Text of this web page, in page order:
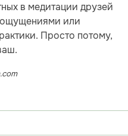
в медитации друзей
или
Просто потому,